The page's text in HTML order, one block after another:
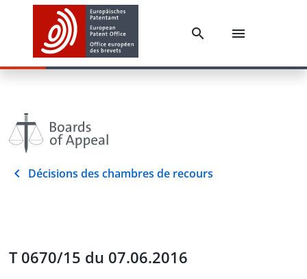
Décisions des chambres de recours
T 0670/15 du 07.06.2016